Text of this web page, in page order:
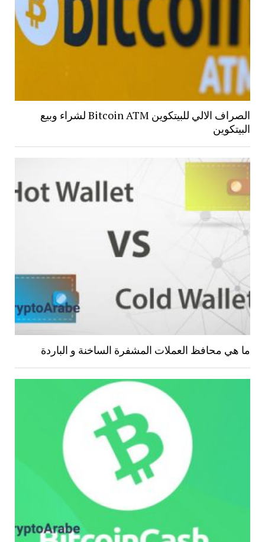
الصراف الالي للبيتكوين Bitcoin ATM لشراء وبيع
البيتكوين
ما هي محافظ العملات المشفرة الساخنة و الباردة